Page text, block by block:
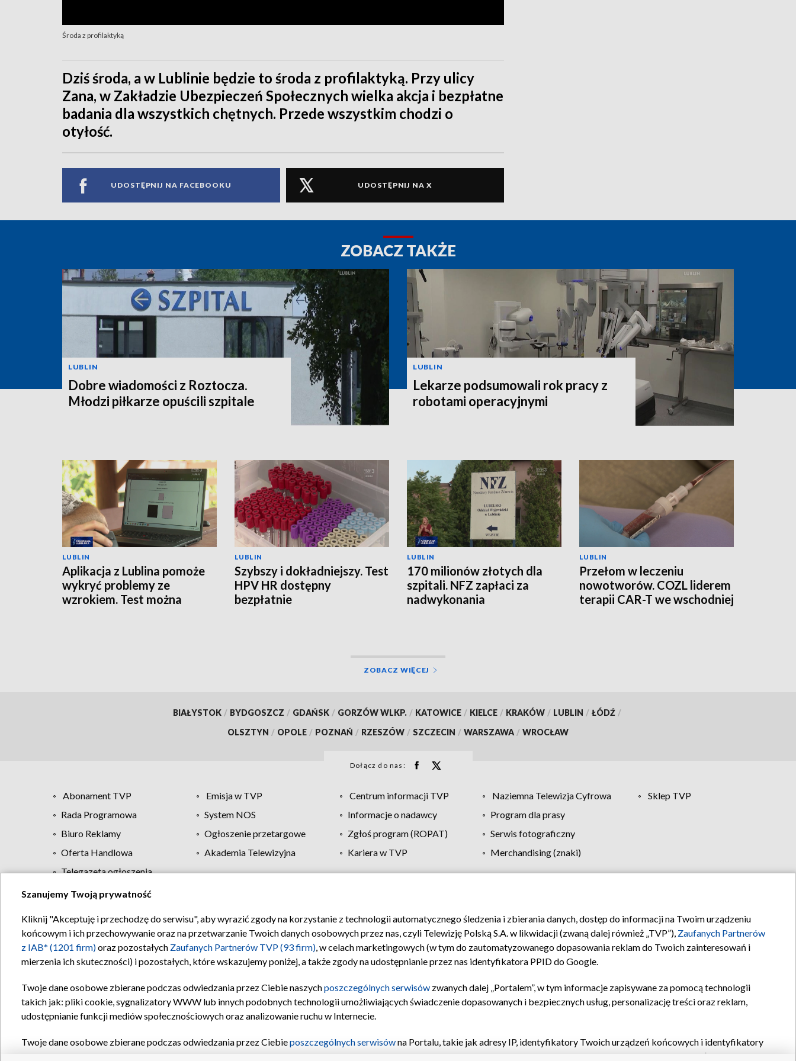
Środa z profilaktyką
Dziś środa, a w Lublinie będzie to środa z profilaktyką. Przy ulicy
Zana, w Zakładzie Ubezpieczeń Społecznych wielka akcja i bezpłatne
badania dla wszystkich chętnych. Przede wszystkim chodzi o
otyłość.
UDOSTĘPNIJ NA FACEBOOKU UDOSTĘPNIJ NA X
ZOBACZ TAKŻE
LUBLIN
Dobre wiadomości z Roztocza.
Młodzi piłkarze opuścili szpitale
LUBLIN
Lekarze podsumowali rok pracy z
robotami operacyjnymi
LUBLIN
Aplikacja z Lublina pomoże
wykryć problemy ze
wzrokiem. Test można
LUBLIN
Szybszy i dokładniejszy. Test
HPV HR dostępny
bezpłatnie
LUBLIN
170 milionów złotych dla
szpitali. NFZ zapłaci za
nadwykonania
LUBLIN
Przełom w leczeniu
nowotworów. COZL liderem
terapii CAR-T we wschodniej
ZOBACZ WIĘCEJ
BIAŁYSTOK / BYDGOSZCZ / GDAŃSK / GORZÓW WLKP. / KATOWICE / KIELCE / KRAKÓW / LUBLIN / ŁÓDŹ /
OLSZTYN / OPOLE / POZNAŃ / RZESZÓW / SZCZECIN / WARSZAWA / WROCŁAW
Dołącz do nas:
Abonament TVP Emisja w TVP Centrum informacji TVP Naziemna Telewizja Cyfrowa
Sklep TVP
Rada Programowa
System NOS Informacje o nadawcy
Program dla prasy
Biuro Reklamy
Ogłoszenie przetargowe Zgłoś program (ROPAT)
Serwis fotograficzny
Oferta Handlowa
Akademia Telewizyjna Kariera w TVP
Merchandising (znaki)
Telegazeta ogłoszenia
Regulamin TVP Polityka prywatności Moje zgody Pomoc Biuro reklamy Kontakt
Szanujemy Twoją prywatność
Kliknij "Akceptuję i przechodzę do serwisu", aby wyrazić zgody na korzystanie z technologii automatycznego śledzenia i zbierania danych, dostęp do informacji na Twoim urządzeniu
końcowym i ich przechowywanie oraz na przetwarzanie Twoich danych osobowych przez nas, czyli Telewizję Polską S.A. w likwidacji (zwaną dalej również „TVP”), Zaufanych Partnerów
z IAB* (1201 firm)oraz pozostałych Zaufanych Partnerów TVP (93 firm), w celach marketingowych (w tym do zautomatyzowanego dopasowania reklam do Twoich zainteresowań i
mierzenia ich skuteczności) i pozostałych, które wskazujemy poniżej, a także zgody na udostępnianie przez nas identyfikatora PPID do Google.
Twoje dane osobowe zbierane podczas odwiedzania przez Ciebie naszychposzczególnych serwisów zwanych dalej „Portalem”, w tym informacje zapisywane za pomocą technologii
takich jak: pliki cookie, sygnalizatory WWW lub innych podobnych technologii umożliwiających świadczenie dopasowanych i bezpiecznych usług, personalizację treści oraz reklam,
udostępnianie funkcji mediów społecznościowych oraz analizowanie ruchu w Internecie.
Twoje dane osobowe zbierane podczas odwiedzania przez Ciebieposzczególnych serwisówna Portalu, takie jak adresy IP, identyfikatory Twoich urządzeń końcowych i identyfikatory
oraz pozostałych